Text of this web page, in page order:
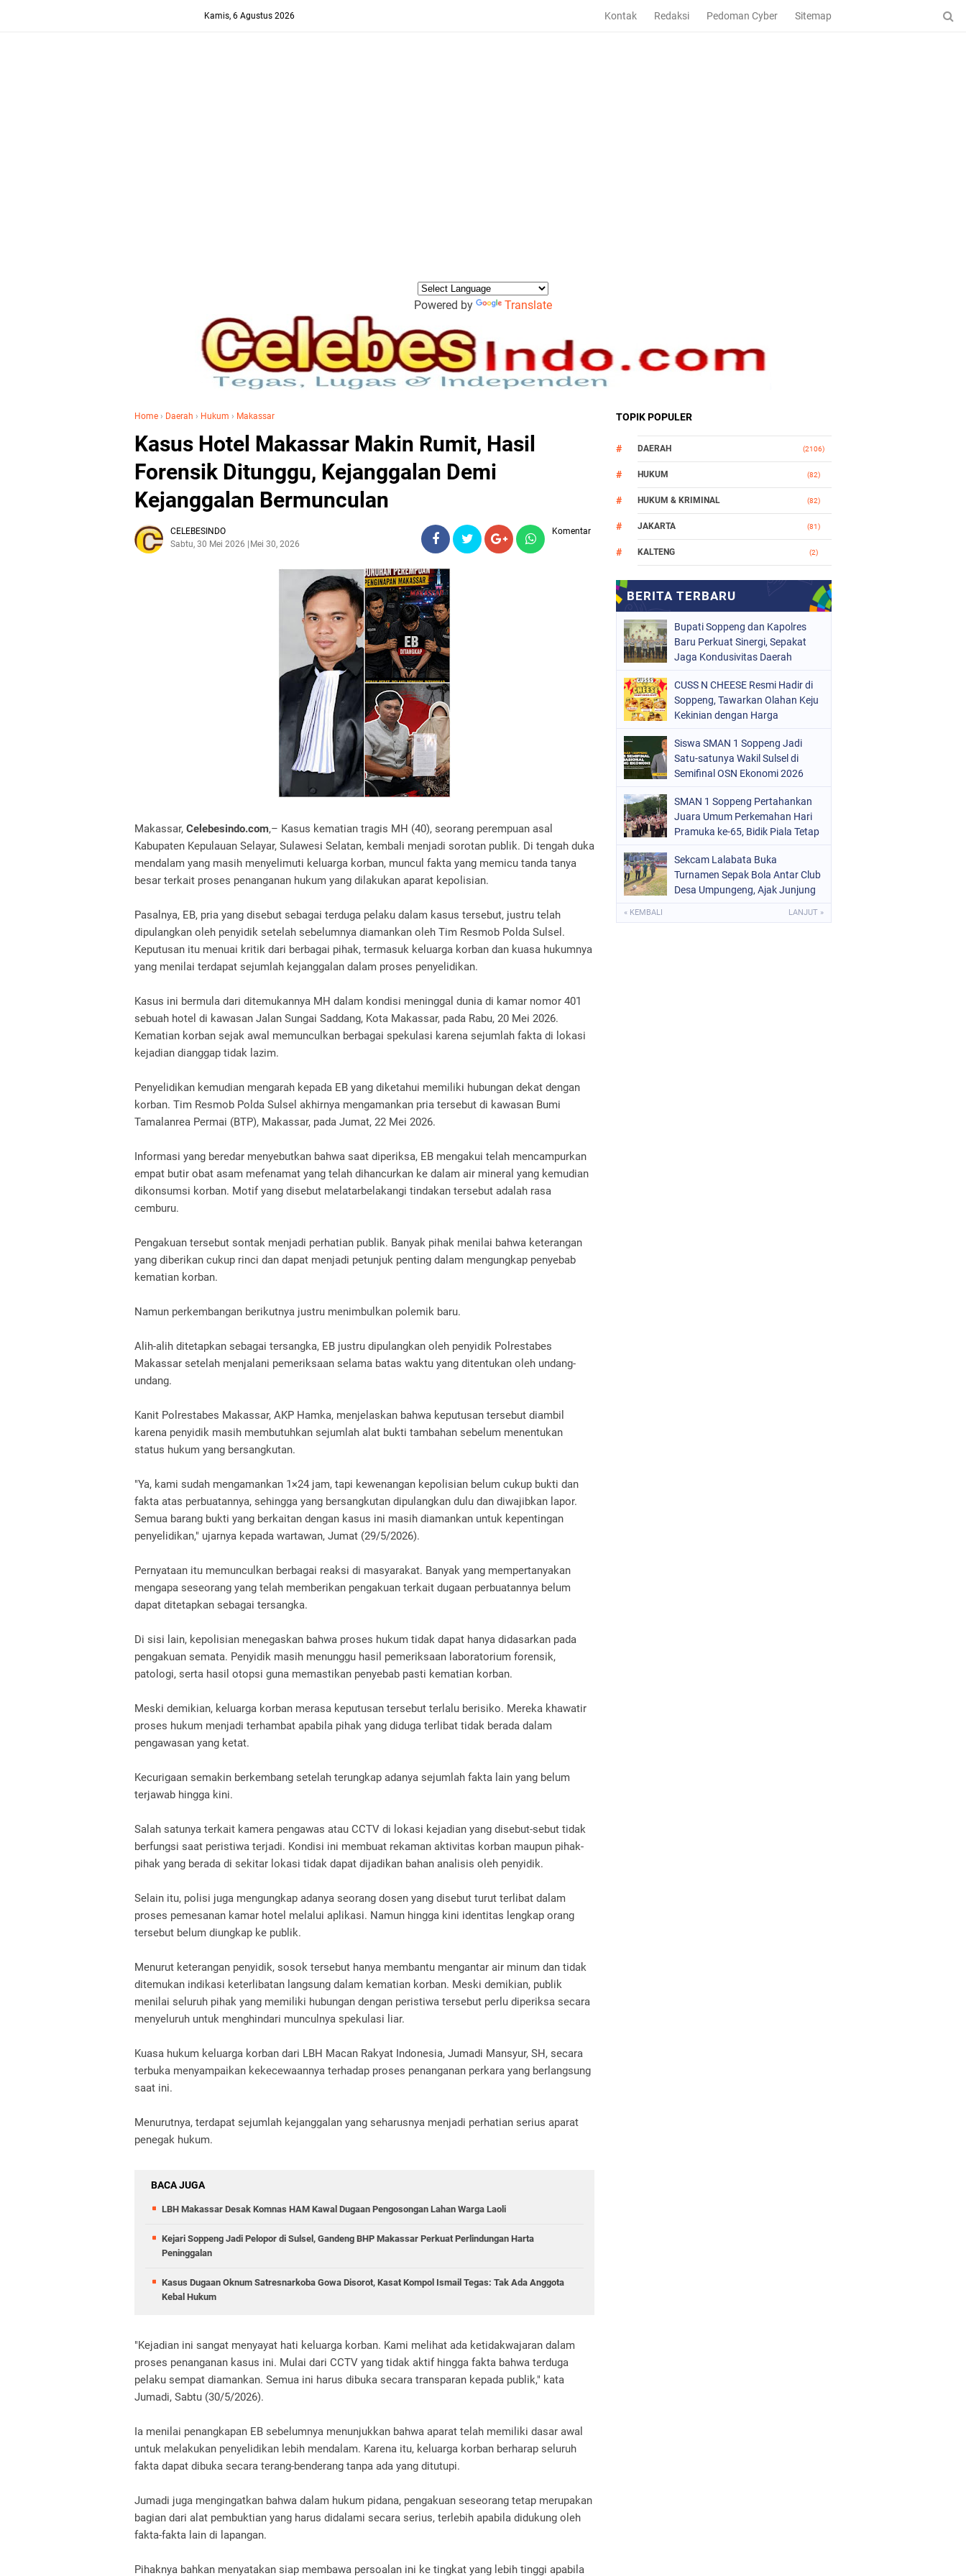
Kamis, 6 Agustus 2026 Kontak Redaksi Pedoman Cyber Sitemap
Powered by Translate
Home › Daerah › Hukum › Makassar
Kasus Hotel Makassar Makin Rumit, Hasil
Forensik Ditunggu, Kejanggalan Demi
Kejanggalan Bermunculan
CELEBESINDO
Sabtu, 30 Mei 2026
Mei 30, 2026
Komentar
Makassar, Celebesindo.com,– Kasus kematian tragis MH (40), seorang perempuan asal
Kabupaten Kepulauan Selayar, Sulawesi Selatan, kembali menjadi sorotan publik. Di tengah duka
mendalam yang masih menyelimuti keluarga korban, muncul fakta yang memicu tanda tanya
besar terkait proses penanganan hukum yang dilakukan aparat kepolisian.
Pasalnya, EB, pria yang disebut sebagai terduga pelaku dalam kasus tersebut, justru telah
dipulangkan oleh penyidik setelah sebelumnya diamankan oleh Tim Resmob Polda Sulsel.
Keputusan itu menuai kritik dari berbagai pihak, termasuk keluarga korban dan kuasa hukumnya
yang menilai terdapat sejumlah kejanggalan dalam proses penyelidikan.
Kasus ini bermula dari ditemukannya MH dalam kondisi meninggal dunia di kamar nomor 401
sebuah hotel di kawasan Jalan Sungai Saddang, Kota Makassar, pada Rabu, 20 Mei 2026.
Kematian korban sejak awal memunculkan berbagai spekulasi karena sejumlah fakta di lokasi
kejadian dianggap tidak lazim.
Penyelidikan kemudian mengarah kepada EB yang diketahui memiliki hubungan dekat dengan
korban. Tim Resmob Polda Sulsel akhirnya mengamankan pria tersebut di kawasan Bumi
Tamalanrea Permai (BTP), Makassar, pada Jumat, 22 Mei 2026.
Informasi yang beredar menyebutkan bahwa saat diperiksa, EB mengakui telah mencampurkan
empat butir obat asam mefenamat yang telah dihancurkan ke dalam air mineral yang kemudian
dikonsumsi korban. Motif yang disebut melatarbelakangi tindakan tersebut adalah rasa
cemburu.
Pengakuan tersebut sontak menjadi perhatian publik. Banyak pihak menilai bahwa keterangan
yang diberikan cukup rinci dan dapat menjadi petunjuk penting dalam mengungkap penyebab
kematian korban.
Namun perkembangan berikutnya justru menimbulkan polemik baru.
Alih-alih ditetapkan sebagai tersangka, EB justru dipulangkan oleh penyidik Polrestabes
Makassar setelah menjalani pemeriksaan selama batas waktu yang ditentukan oleh undang-
undang.
Kanit Polrestabes Makassar, AKP Hamka, menjelaskan bahwa keputusan tersebut diambil
karena penyidik masih membutuhkan sejumlah alat bukti tambahan sebelum menentukan
status hukum yang bersangkutan.
"Ya, kami sudah mengamankan 1×24 jam, tapi kewenangan kepolisian belum cukup bukti dan
fakta atas perbuatannya, sehingga yang bersangkutan dipulangkan dulu dan diwajibkan lapor.
Semua barang bukti yang berkaitan dengan kasus ini masih diamankan untuk kepentingan
penyelidikan," ujarnya kepada wartawan, Jumat (29/5/2026).
Pernyataan itu memunculkan berbagai reaksi di masyarakat. Banyak yang mempertanyakan
mengapa seseorang yang telah memberikan pengakuan terkait dugaan perbuatannya belum
dapat ditetapkan sebagai tersangka.
Di sisi lain, kepolisian menegaskan bahwa proses hukum tidak dapat hanya didasarkan pada
pengakuan semata. Penyidik masih menunggu hasil pemeriksaan laboratorium forensik,
patologi, serta hasil otopsi guna memastikan penyebab pasti kematian korban.
Meski demikian, keluarga korban merasa keputusan tersebut terlalu berisiko. Mereka khawatir
proses hukum menjadi terhambat apabila pihak yang diduga terlibat tidak berada dalam
pengawasan yang ketat.
Kecurigaan semakin berkembang setelah terungkap adanya sejumlah fakta lain yang belum
terjawab hingga kini.
Salah satunya terkait kamera pengawas atau CCTV di lokasi kejadian yang disebut-sebut tidak
berfungsi saat peristiwa terjadi. Kondisi ini membuat rekaman aktivitas korban maupun pihak-
pihak yang berada di sekitar lokasi tidak dapat dijadikan bahan analisis oleh penyidik.
Selain itu, polisi juga mengungkap adanya seorang dosen yang disebut turut terlibat dalam
proses pemesanan kamar hotel melalui aplikasi. Namun hingga kini identitas lengkap orang
tersebut belum diungkap ke publik.
Menurut keterangan penyidik, sosok tersebut hanya membantu mengantar air minum dan tidak
ditemukan indikasi keterlibatan langsung dalam kematian korban. Meski demikian, publik
menilai seluruh pihak yang memiliki hubungan dengan peristiwa tersebut perlu diperiksa secara
menyeluruh untuk menghindari munculnya spekulasi liar.
Kuasa hukum keluarga korban dari LBH Macan Rakyat Indonesia, Jumadi Mansyur, SH, secara
terbuka menyampaikan kekecewaannya terhadap proses penanganan perkara yang berlangsung
saat ini.
Menurutnya, terdapat sejumlah kejanggalan yang seharusnya menjadi perhatian serius aparat
penegak hukum.
BACA JUGA
LBH Makassar Desak Komnas HAM Kawal Dugaan Pengosongan Lahan Warga Laoli
Kejari Soppeng Jadi Pelopor di Sulsel, Gandeng BHP Makassar Perkuat Perlindungan Harta
Peninggalan
Kasus Dugaan Oknum Satresnarkoba Gowa Disorot, Kasat Kompol Ismail Tegas: Tak Ada Anggota
Kebal Hukum
"Kejadian ini sangat menyayat hati keluarga korban. Kami melihat ada ketidakwajaran dalam
proses penanganan kasus ini. Mulai dari CCTV yang tidak aktif hingga fakta bahwa terduga
pelaku sempat diamankan. Semua ini harus dibuka secara transparan kepada publik," kata
Jumadi, Sabtu (30/5/2026).
Ia menilai penangkapan EB sebelumnya menunjukkan bahwa aparat telah memiliki dasar awal
untuk melakukan penyelidikan lebih mendalam. Karena itu, keluarga korban berharap seluruh
fakta dapat dibuka secara terang-benderang tanpa ada yang ditutupi.
Jumadi juga mengingatkan bahwa dalam hukum pidana, pengakuan seseorang tetap merupakan
bagian dari alat pembuktian yang harus didalami secara serius, terlebih apabila didukung oleh
fakta-fakta lain di lapangan.
Pihaknya bahkan menyatakan siap membawa persoalan ini ke tingkat yang lebih tinggi apabila
TOPIK POPULER
DAERAH (2106)
HUKUM (82)
HUKUM & KRIMINAL (82)
JAKARTA (81)
KALTENG (2)
MAKASSAR
(1021)
ORGANISASI (184)
PERISTIWA
POLITIK (220)
POLRI (497)
SULSEL
Bupati Soppeng dan Kapolres
Baru Perkuat Sinergi, Sepakat
Jaga Kondusivitas Daerah
CUSS N CHEESE Resmi Hadir di
Soppeng, Tawarkan Olahan Keju
Kekinian dengan Harga
Siswa SMAN 1 Soppeng Jadi
Satu-satunya Wakil Sulsel di
Semifinal OSN Ekonomi 2026
SMAN 1 Soppeng Pertahankan
Juara Umum Perkemahan Hari
Pramuka ke-65, Bidik Piala Tetap
Sekcam Lalabata Buka
Turnamen Sepak Bola Antar Club
Desa Umpungeng, Ajak Junjung
« KEMBALI LANJUT »